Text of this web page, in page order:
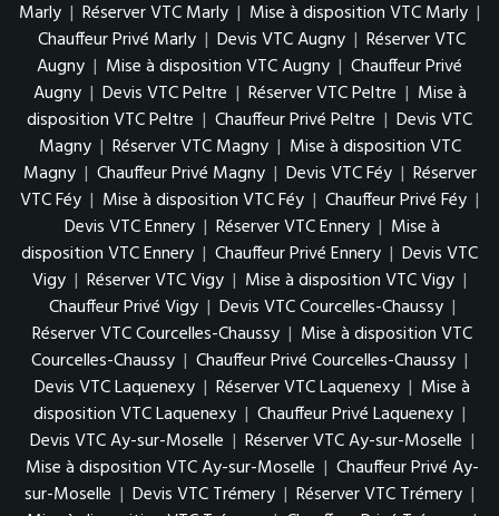
Marly | Réserver VTC Marly | Mise à disposition VTC Marly |
Chauffeur Privé Marly | Devis VTC Augny | Réserver VTC
Augny | Mise à disposition VTC Augny | Chauffeur Privé
Augny | Devis VTC Peltre | Réserver VTC Peltre | Mise à
disposition VTC Peltre | Chauffeur Privé Peltre | Devis VTC
Magny | Réserver VTC Magny | Mise à disposition VTC
Magny | Chauffeur Privé Magny | Devis VTC Féy | Réserver
VTC Féy | Mise à disposition VTC Féy | Chauffeur Privé Féy |
Devis VTC Ennery | Réserver VTC Ennery | Mise à
disposition VTC Ennery | Chauffeur Privé Ennery | Devis VTC
Vigy | Réserver VTC Vigy | Mise à disposition VTC Vigy |
Chauffeur Privé Vigy | Devis VTC Courcelles-Chaussy |
Réserver VTC Courcelles-Chaussy | Mise à disposition VTC
Courcelles-Chaussy | Chauffeur Privé Courcelles-Chaussy |
Devis VTC Laquenexy | Réserver VTC Laquenexy | Mise à
disposition VTC Laquenexy | Chauffeur Privé Laquenexy |
Devis VTC Ay-sur-Moselle | Réserver VTC Ay-sur-Moselle |
Mise à disposition VTC Ay-sur-Moselle | Chauffeur Privé Ay-
sur-Moselle | Devis VTC Trémery | Réserver VTC Trémery |